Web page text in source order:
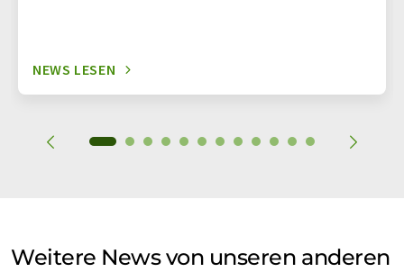
NEWS LESEN
Weitere News von unseren anderen